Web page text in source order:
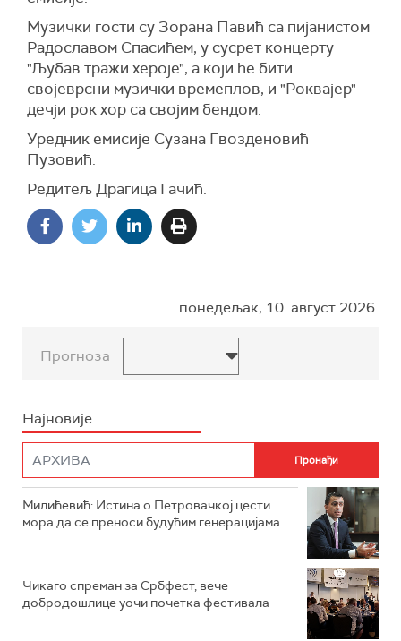
Музички гости су Зорана Павић са пијанистом
Радославом Спасићем, у сусрет концерту
"Љубав тражи хероје", а који ће бити
својеврсни музички времеплов, и "Роквајер"
дечји рок хор са својим бендом.
Уредник емисије Сузана Гвозденовић
Пузовић.
Редитељ Драгица Гачић.
понедељак, 10. август 2026.
Прогноза
Најновије
Милићевић: Истина о Петровачкој цести
мора да се преноси будућим генерацијама
Чикаго спреман за Србфест, вече
добродошлице уочи почетка фестивала